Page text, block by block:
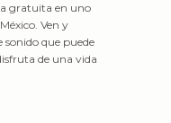
gratuita en uno
Ven y
sonido que puede
de una vida